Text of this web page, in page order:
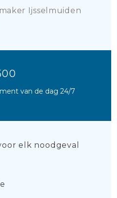
Ijsselmuiden
van de dag 24/7
elk noodgeval